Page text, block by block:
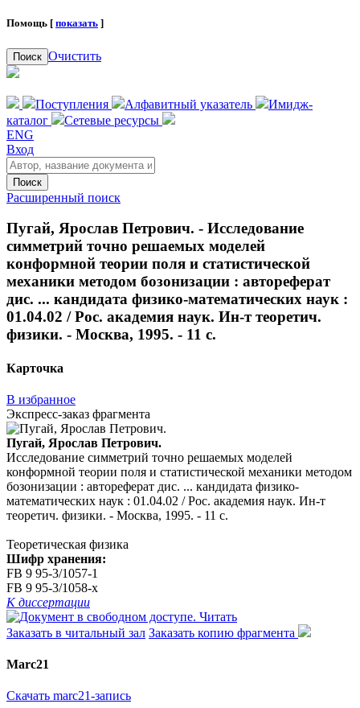
Помощь [ показать ]
Поиск Очистить
Поступления Алфавитный указатель
Имидж-
каталог
Сетевые ресурсы
ENG
Вход
Поиск
Расширенный поиск
Пугай, Ярослав Петрович. - Исследование
симметрий точно решаемых моделей
конформной теории поля и статистической
механики методом бозонизации : автореферат
дис. ... кандидата физико-математических наук :
01.04.02 / Рос. академия наук. Ин-т теоретич.
физики. - Москва, 1995. - 11 с.
Карточка
В избранное
Экспресс-заказ фрагмента
Пугай, Ярослав Петрович.
Исследование симметрий точно решаемых моделей
конформной теории поля и статистической механики методом
бозонизации : автореферат дис. ... кандидата физико-
математических наук : 01.04.02 / Рос. академия наук. Ин-т
теоретич. физики. - Москва, 1995. - 11 с.
Теоретическая физика
Шифр хранения:
FB 9 95-3/1057-1
FB 9 95-3/1058-x
К диссертации
Читать
Заказать в читальный зал Заказать копию фрагмента
Marc21
Скачать marc21-запись